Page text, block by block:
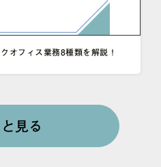
オフィス業務8種類を解説！
見る